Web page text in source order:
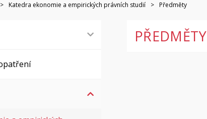
Katedra ekonomie a empirických právních studií Předměty
PŘEDMĚTY